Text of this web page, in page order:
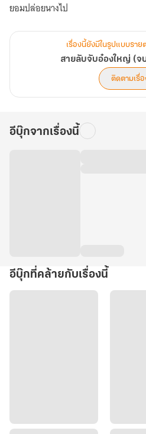
ยอมปล่อยนางไป
เรื่องนี้ยังมีในรูปแบบราย
สายลับจับอ๋องใหญ่ (จ
ติดตามเรื่
อีบุ๊กจากเรื่องนี้
อีบุ๊กที่คล้ายกับเรื่องนี้